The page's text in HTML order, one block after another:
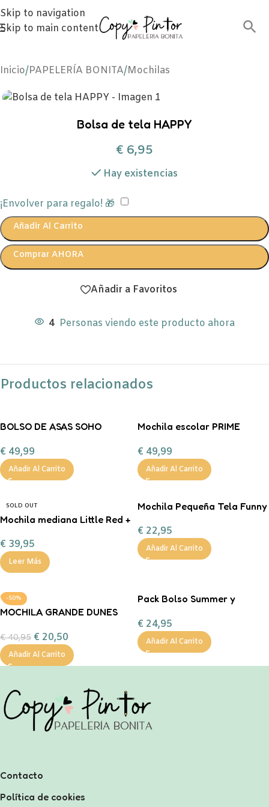
Skip to navigation
Skip to main content
Inicio/PAPELERÍA BONITA/Mochilas
Bolsa de tela HAPPY
€ 6,95
Hay existencias
¡Envolver para regalo! 🎁
Añadir Al Carrito
Comprar AHORA
Añadir a Favoritos
4 Personas viendo este producto ahora
Productos relacionados
BOLSO DE ASAS SOHO
€ 49,99
Añadir Al Carrito
Mochila escolar PRIME
€ 49,99
Añadir Al Carrito
SOLD OUT
Mochila mediana Little Red +
€ 39,95
Leer Más
Mochila Pequeña Tela Funny
€ 22,95
Añadir Al Carrito
-50%
MOCHILA GRANDE DUNES
€40,95 € 20,50
Añadir Al Carrito
Pack Bolso Summer y
Personalizado
€ 24,95
Añadir Al Carrito
Contacto
Política de cookies